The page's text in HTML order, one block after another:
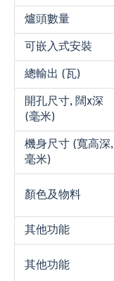
爐頭數量
可嵌入式安裝
總輸出 (瓦)
開孔尺寸, 闊x深
(毫米)
機身尺寸 (寬高深,
毫米)
顏色及物料
其他功能
其他功能